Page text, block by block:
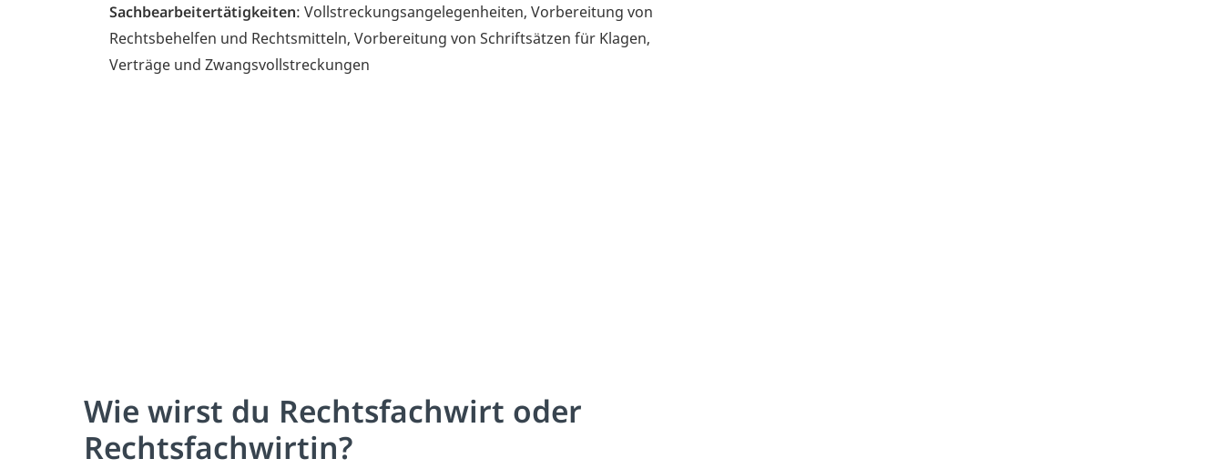
Sachbearbeitertätigkeiten: Vollstreckungsangelegenheiten, Vorbereitung von
Rechtsbehelfen und Rechtsmitteln, Vorbereitung von Schriftsätzen für Klagen,
Verträge und Zwangsvollstreckungen
Wie wirst du Rechtsfachwirt oder
Rechtsfachwirtin?